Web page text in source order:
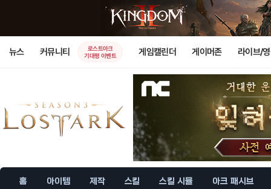
뉴스 커뮤니티
로스트아크
기대평 이벤트
게임캘린더 게이머존 라이브/
홈 아이템 제작 스킬 스킬 시뮬 아크 패시브